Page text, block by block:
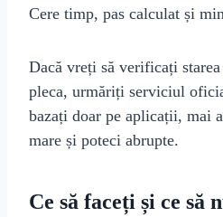
Cere timp, pas calculat și
Dacă vreți să verificați
pleca, urmăriți serviciul
bazați doar pe aplicații, mai
mare și poteci abrupte.
Ce să faceți și ce să